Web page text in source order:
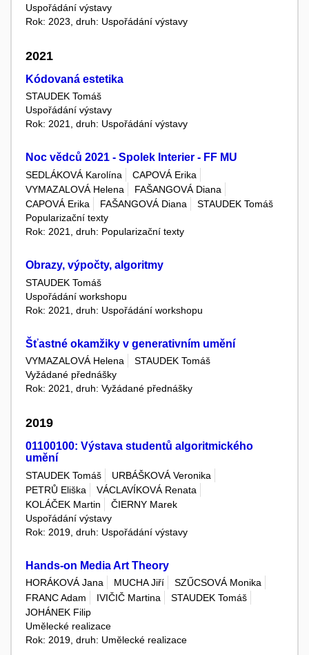
Uspořádání výstavy
Rok: 2023, druh: Uspořádání výstavy
2021
Kódovaná estetika
STAUDEK Tomáš
Uspořádání výstavy
Rok: 2021, druh: Uspořádání výstavy
Noc vědců 2021 - Spolek Interier - FF MU
SEDLÁKOVÁ Karolína
CAPOVÁ Erika
VYMAZALOVÁ Helena
FAŠANGOVÁ Diana
CAPOVÁ Erika
FAŠANGOVÁ Diana
STAUDEK Tomáš
Popularizační texty
Rok: 2021, druh: Popularizační texty
Obrazy, výpočty, algoritmy
STAUDEK Tomáš
Uspořádání workshopu
Rok: 2021, druh: Uspořádání workshopu
Šťastné okamžiky v generativním umění
VYMAZALOVÁ Helena
STAUDEK Tomáš
Vyžádané přednášky
Rok: 2021, druh: Vyžádané přednášky
2019
01100100: Výstava studentů algoritmického
umění
STAUDEK Tomáš
URBÁŠKOVÁ Veronika
PETRŮ Eliška
VÁCLAVÍKOVÁ Renata
KOLÁČEK Martin
ČIERNY Marek
Uspořádání výstavy
Rok: 2019, druh: Uspořádání výstavy
Hands-on Media Art Theory
HORÁKOVÁ Jana MUCHA Jiří
SZŰCSOVÁ Monika
FRANC Adam
IVIČIČ Martina
STAUDEK Tomáš
JOHÁNEK Filip
Umělecké realizace
Rok: 2019, druh: Umělecké realizace